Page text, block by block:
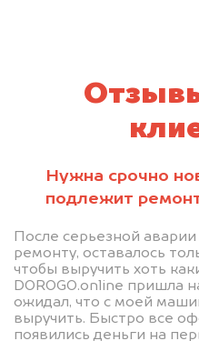
Нужна срочно
подлежит
После серьезной
ремонту, оставалось
чтобы выручить хоть
DOROGO.online пришла
ожидал, что с моей
выручить. Быстро все
появились деньги на